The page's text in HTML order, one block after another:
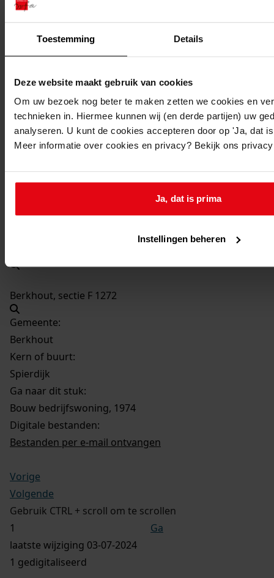
Toestemming Details
Deze website maakt gebruik van cookies
Om uw bezoek nog beter te maken zetten we cookies en
technieken in. Hiermee kunnen wij (en derde partijen) uw
analyseren. U kunt de cookies accepteren door op 'Ja, dat
Meer informatie over cookies en privacy? Bekijk ons
Ja, dat is prima
Instellingen beheren
1974
Beschrijving:
Bouw bedrijfswoning
Datum vergunning:
02-10-1974
Adres:
Spierdijk, Spierdijkerweg 96
Perceel:
Berkhout, sectie F 1272
Gemeente:
Berkhout
Kern of buurt:
Spierdijk
Ga naar dit stuk:
Bouw bedrijfswoning, 1974
Digitale bestanden:
Bestanden per e-mail ontvangen
Vorige
Volgende
Gebruik CTRL + scroll om te scrollen
Ga
laatste wijziging 03-07-2024
1 gedigitaliseerd